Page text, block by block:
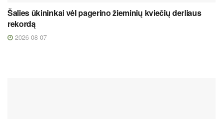
Šalies ūkininkai vėl pagerino žieminių kviečių derliaus
rekordą
2026 08 07